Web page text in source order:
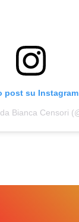
post su Instagram